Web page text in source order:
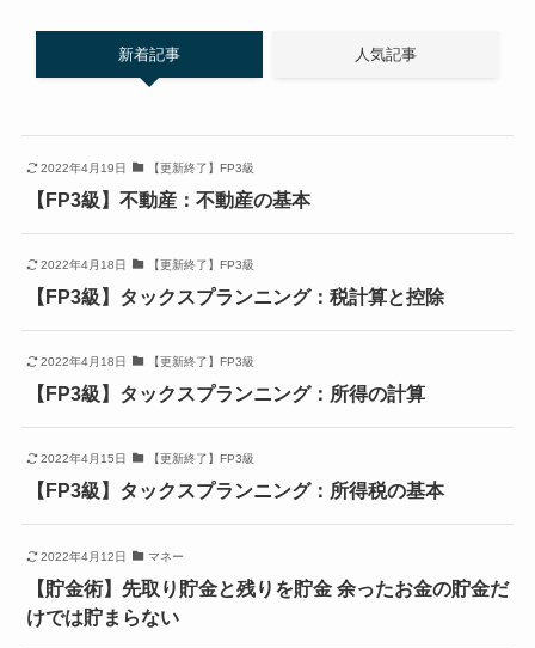
新着記事 人気記事
2022年4月19日 【更新終了】FP3級
【FP3級】不動産：不動産の基本
2022年4月18日 【更新終了】FP3級
【FP3級】タックスプランニング：税計算と控除
2022年4月18日 【更新終了】FP3級
【FP3級】タックスプランニング：所得の計算
2022年4月15日 【更新終了】FP3級
【FP3級】タックスプランニング：所得税の基本
2022年4月12日 マネー
【貯金術】先取り貯金と残りを貯金 余ったお金の貯金だ
けでは貯まらない